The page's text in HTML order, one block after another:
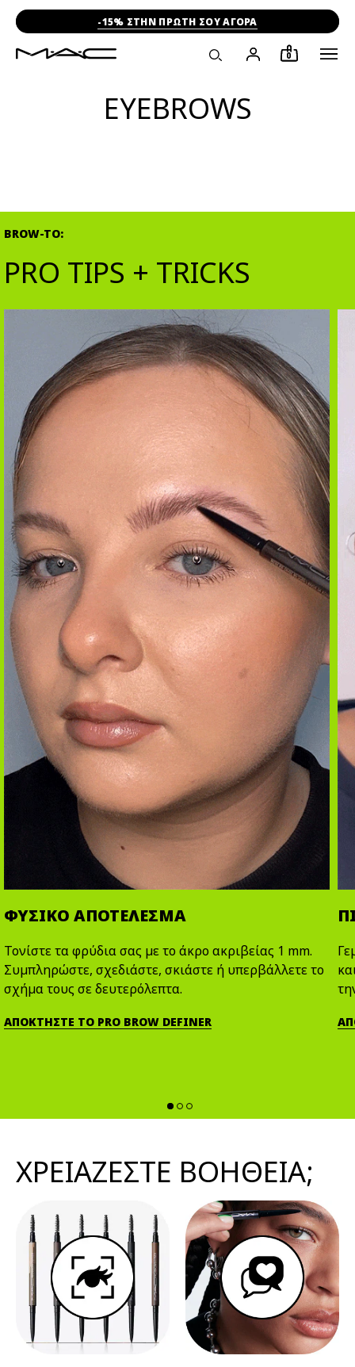
-15% ΣΤΗΝ ΠΡΩΤΗ ΣΟΥ ΑΓΟΡΑ
0
EYEBROWS
BROW-TO:
PRO TIPS + TRICKS
ΦΥΣΙΚΟ ΑΠΟΤΕΛΕΣΜΑ
Τονίστε τα φρύδια σας με το άκρο ακριβείας 1 mm.
Συμπληρώστε, σχεδιάστε, σκιάστε ή υπερβάλλετε το
σχήμα τους σε δευτερόλεπτα.
ΑΠΟΚΤΗΣΤΕ ΤΟ PRO BROW DEFINER
ΧΡΕΙΑΖΕΣΤΕ ΒΟΗΘΕΙΑ;